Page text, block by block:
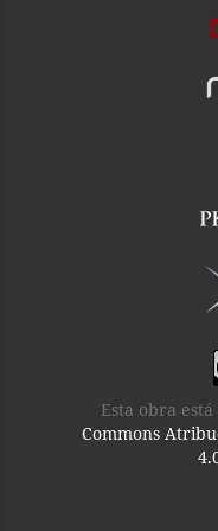
Esta obra
Commons